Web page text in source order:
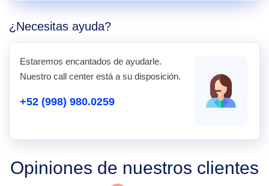
¿Necesitas ayuda?
Estaremos encantados de ayudarle.
Nuestro call center está a su disposición.
+52 (998) 980.0259
Opiniones de nuestros clientes